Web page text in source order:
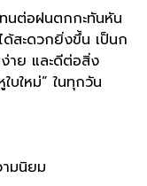
นต่อฝนตกกะทันหัน
สะดวกยิ่งขึ้น เป็นก
าย และดีต่อสิ่ง
บใหม่” ในทุกวัน
มนิยม